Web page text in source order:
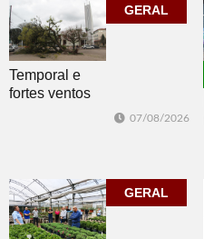
GERAL
Temporal e
fortes ventos
07/08/2026
GERAL